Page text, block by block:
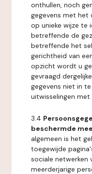
onthullen, noch
gegevens met het
op unieke wijze te
betreffende de
betreffende het
gerichtheid van
opzicht wordt u
gevraagd
gegevens niet in
uitwisselingen
3.4
beschermde
algemeen is het
toegewijde
sociale netwerken
meerderjarige